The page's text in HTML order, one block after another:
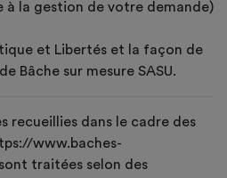
à la gestion de votre demande)
et Libertés et la façon de
Bâche sur mesure SASU.
recueillies dans le cadre des
www.baches-
traitées selon des